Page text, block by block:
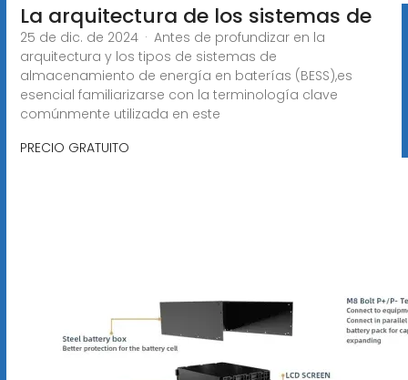
La arquitectura de los sistemas de
25 de dic. de 2024 · Antes de profundizar en la
arquitectura y los tipos de sistemas de
almacenamiento de energía en baterías (BESS),es
esencial familiarizarse con la terminología clave
comúnmente utilizada en este
PRECIO GRATUITO